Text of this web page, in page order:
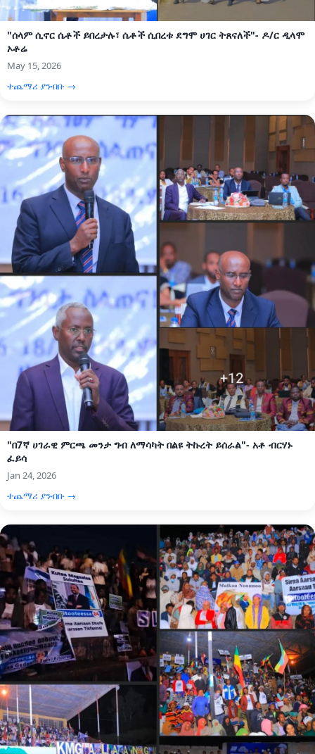
"ሰላም ሲኖር ሴቶች ይበረታሉ፣ ሴቶች ሲበረቱ ደግሞ ሀገር ትጸናለች"- ዶ/ር ዲላሞ
ኦቶሬ
May 15, 2026
ተጨማሪ ያንብቡ →
"በ7ኛ ሀገራዊ ምርጫ መንታ ግብ ለማሳካት በልዩ ትኩረት ይሰራል"- አቶ ብርሃኑ
ፈይሳ
Jan 24, 2026
ተጨማሪ ያንብቡ →